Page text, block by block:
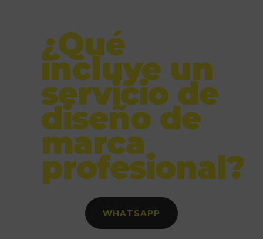
¿Qué
incluye un
servicio de
diseño de
marca
profesional?
WHATSAPP